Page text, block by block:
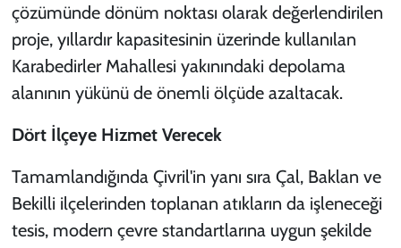
çözümünde dönüm noktası olarak değerlendirilen
proje, yıllardır kapasitesinin üzerinde kullanılan
Karabedirler Mahallesi yakınındaki depolama
alanının yükünü de önemli ölçüde azaltacak.
Dört İlçeye Hizmet Verecek
Tamamlandığında Çivril'in yanı sıra Çal, Baklan ve
Bekilli ilçelerinden toplanan atıkların da işleneceği
tesis, modern çevre standartlarına uygun şekilde